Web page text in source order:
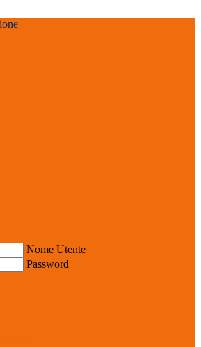
Nome Utente
Password